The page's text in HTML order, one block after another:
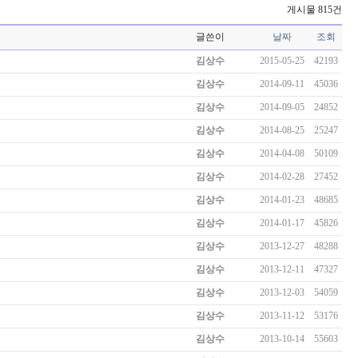
게시물 815건
글쓴이 날짜 조회
김상수 2015-05-25 42193
김상수 2014-09-11 45036
김상수 2014-09-05 24852
김상수 2014-08-25 25247
김상수 2014-04-08 50109
김상수 2014-02-28 27452
김상수 2014-01-23 48685
김상수 2014-01-17 45826
김상수 2013-12-27 48288
김상수 2013-12-11 47327
김상수 2013-12-03 54059
김상수 2013-11-12 53176
김상수 2013-10-14 55603